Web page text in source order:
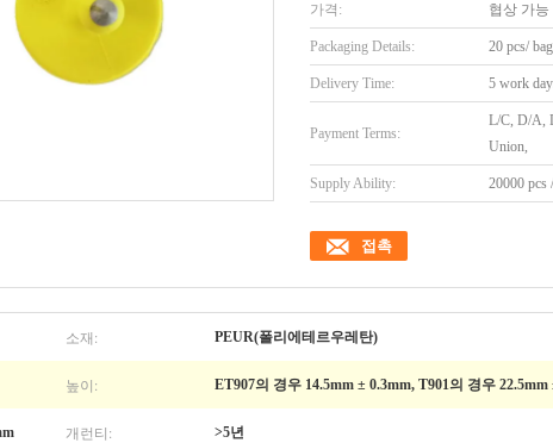
가격: 협상 가능
Packaging Details: 20 pcs/ bag
Delivery Time: 5 work
Payment Terms:
L/C, D/A,
Union,
Supply Ability: 20000 pcs
접촉
소재: PEUR(폴리에테르우레탄)
높이: ET907의 경우 14.5mm ± 0.3mm, T901의 경우 22.5mm
개런티: >5년